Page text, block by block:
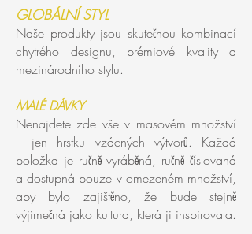
GLOBÁLNÍ STYL
Naše produkty jsou skutečnou kombinací
chytrého designu, prémiové kvality a
mezinárodního stylu.
MALÉ DÁVKY
Nenajdete zde vše v masovém množství
– jen hrstku vzácných výtvorů. Každá
položka je ručně vyráběná, ručně číslovaná
a dostupná pouze v omezeném množství,
aby bylo zajištěno, že bude stejně
výjimečná jako kultura, která ji inspirovala.